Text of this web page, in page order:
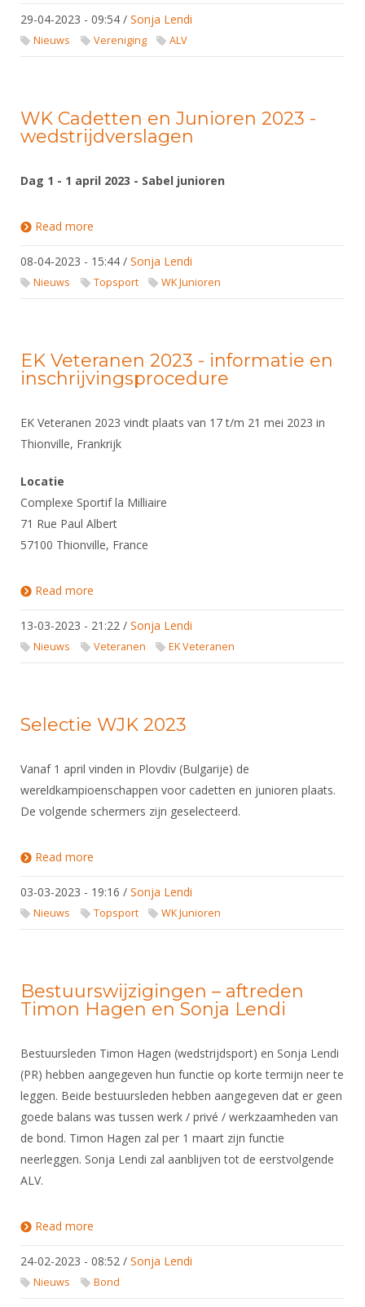
29-04-2023 - 09:54 / Sonja Lendi
Nieuws Vereniging ALV
WK Cadetten en Junioren 2023 -
wedstrijdverslagen
Dag 1 - 1 april 2023 - Sabel junioren
Read more
08-04-2023 - 15:44 / Sonja Lendi
Nieuws Topsport WK Junioren
EK Veteranen 2023 - informatie en
inschrijvingsprocedure
EK Veteranen 2023 vindt plaats van 17 t/m 21 mei 2023 in
Thionville, Frankrijk
Locatie
Complexe Sportif la Milliaire
71 Rue Paul Albert
57100 Thionville, France
Read more
13-03-2023 - 21:22 / Sonja Lendi
Nieuws Veteranen EK Veteranen
Selectie WJK 2023
Vanaf 1 april vinden in Plovdiv (Bulgarije) de
wereldkampioenschappen voor cadetten en junioren plaats.
De volgende schermers zijn geselecteerd.
Read more
03-03-2023 - 19:16 / Sonja Lendi
Nieuws Topsport WK Junioren
Bestuurswijzigingen – aftreden
Timon Hagen en Sonja Lendi
Bestuursleden Timon Hagen (wedstrijdsport) en Sonja Lendi
(PR) hebben aangegeven hun functie op korte termijn neer te
leggen. Beide bestuursleden hebben aangegeven dat er geen
goede balans was tussen werk / privé / werkzaamheden van
de bond. Timon Hagen zal per 1 maart zijn functie
neerleggen. Sonja Lendi zal aanblijven tot de eerstvolgende
ALV.
Read more
24-02-2023 - 08:52 / Sonja Lendi
Nieuws Bond